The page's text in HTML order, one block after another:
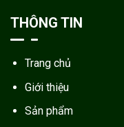
THÔNG TIN
Trang chủ
Giới thiệu
Sản phẩm